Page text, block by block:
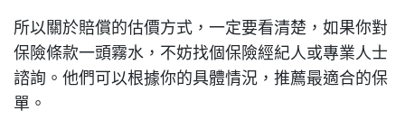
所以關於賠償的估價方式，一定要看清楚，如果你對
保險條款一頭霧水，不妨找個保險經紀人或專業人士
諮詢。他們可以根據你的具體情況，推薦最適合的保
單。